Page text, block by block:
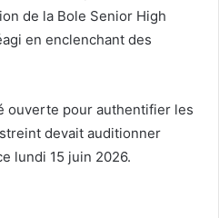
de la Bole Senior High
en enclenchant des
ouverte pour authentifier les
devait auditionner
lundi 15 juin 2026.